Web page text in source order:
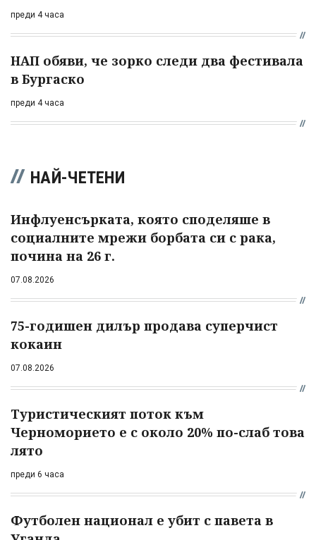
преди 4 часа
НАП обяви, че зорко следи два фестивала
в Бургаско
преди 4 часа
НАЙ-ЧЕТЕНИ
Инфлуенсърката, която споделяше в
социалните мрежи борбата си с рака,
почина на 26 г.
07.08.2026
75-годишен дилър продава суперчист
кокаин
07.08.2026
Туристическият поток към
Черноморието е с около 20% по-слаб това
лято
преди 6 часа
Футболен национал е убит с павета в